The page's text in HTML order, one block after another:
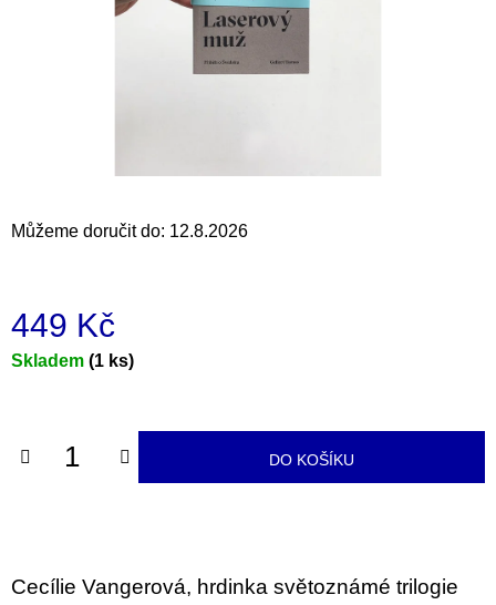
Můžeme doručit do: 12.8.2026
449 Kč
Měrná
Skladem (1 ks)
DO KOŠÍKU
Cecílie Vangerová, hrdinka světoznámé trilogie
D
u
e